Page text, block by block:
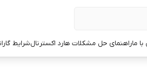
ماراهنمای حل مشکلات هارد اکسترنالشرایط